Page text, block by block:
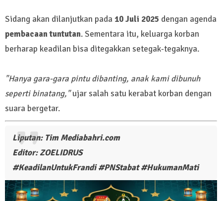
Sidang akan dilanjutkan pada 10 Juli 2025 dengan agenda
pembacaan tuntutan. Sementara itu, keluarga korban
berharap keadilan bisa ditegakkan setegak-tegaknya.
"Hanya gara-gara pintu dibanting, anak kami dibunuh
seperti binatang,"ujar salah satu kerabat korban dengan
suara bergetar.
Liputan: Tim Mediabahri.com
Editor: ZOELIDRUS
#KeadilanUntukFrandi #PNStabat #HukumanMati